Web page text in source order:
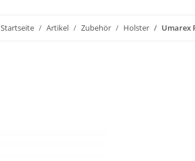
Startseite Artikel Zubehör Holster Umarex